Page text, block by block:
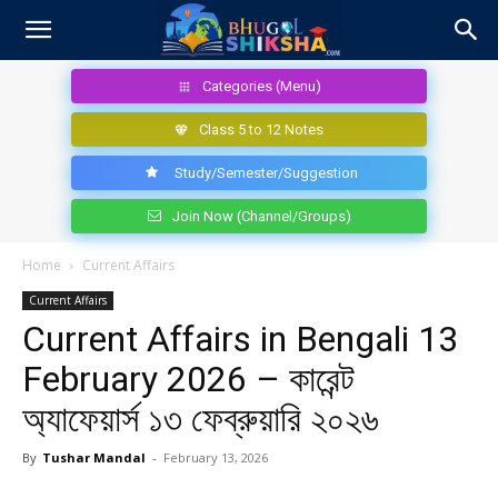
Categories (Menu)
Class 5 to 12 Notes
Study/Semester/Suggestion
Join Now (Channel/Groups)
Home Current Affairs
Current Affairs
Current Affairs in Bengali 13
February 2026 – কারেন্ট
অ্যাফেয়ার্স ১৩ ফেব্রুয়ারি ২০২৬
By Tushar Mandal - February 13, 2026